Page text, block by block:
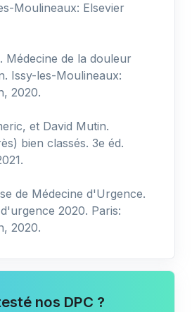
Moulineaux: Elsevier
Médecine de la douleur
Issy-les-Moulineaux:
2020.
et David Mutin.
bien classés. 3e éd.
de Médecine d'Urgence.
2020. Paris:
2020.
nos DPC ?